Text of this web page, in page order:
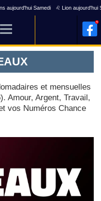
aujourd'hui Samedi ♌ Lion aujourd'hui
et mensuelles
Amour, Argent, Travail,
vos Numéros Chance